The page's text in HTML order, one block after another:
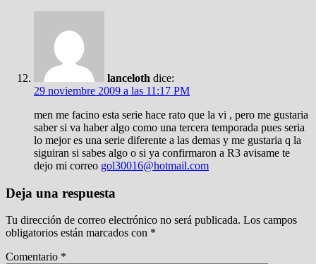
lanceloth dice:
29 noviembre 2009 a las 11:17 PM
men me facino esta serie hace rato que la vi , pero me gustaria
saber si va haber algo como una tercera temporada pues seria
lo mejor es una serie diferente a las demas y me gustaria q la
siguiran si sabes algo o si ya confirmaron a R3 avisame te
dejo mi correo gol30016@hotmail.com
Deja una respuesta
Tu dirección de correo electrónico no será publicada. Los campos
obligatorios están marcados con *
Comentario *